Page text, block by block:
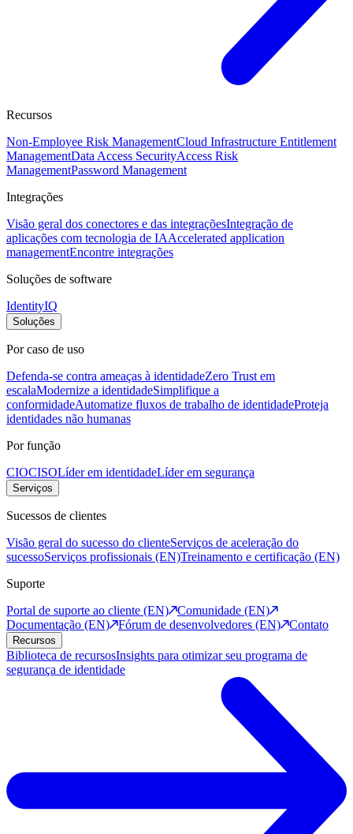
Recursos
Non-Employee Risk ManagementCloud Infrastructure Entitlement
ManagementData Access SecurityAccess Risk
ManagementPassword Management
Integrações
Visão geral dos conectores e das integraçõesIntegração de
aplicações com tecnologia de IAAccelerated application
managementEncontre integrações
Soluções de software
IdentityIQ
Soluções
Por caso de uso
Defenda-se contra ameaças à identidadeZero Trust em
escalaModernize a identidadeSimplifique a
conformidadeAutomatize fluxos de trabalho de identidadeProteja
identidades não humanas
Por função
CIOCISOLíder em identidadeLíder em segurança
Serviços
Sucessos de clientes
Visão geral do sucesso do clienteServiços de aceleração do
sucessoServiços profissionais (EN)Treinamento e certificação (EN)
Suporte
Portal de suporte ao cliente (EN)
Comunidade (EN)
Documentação (EN)
Fórum de desenvolvedores (EN) Contato
Recursos
Biblioteca de recursosInsights para otimizar seu programa de
segurança de identidade